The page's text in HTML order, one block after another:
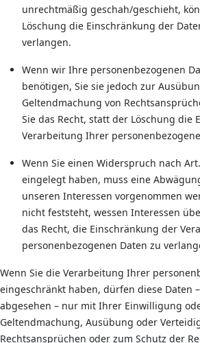
unrechtmäßig geschah/geschieht,
Löschung die Einschränkung der
verlangen.
Wenn wir Ihre personenbezogenen
benötigen, Sie sie jedoch zur
Geltendmachung von
Sie das Recht, statt der Löschung die
Verarbeitung Ihrer
Wenn Sie einen Widerspruch nach Art.
eingelegt haben, muss eine
unseren Interessen vorgenommen
nicht feststeht, wessen Interessen
das Recht, die Einschränkung der
personenbezogenen Daten zu
Wenn Sie die Verarbeitung Ihrer
eingeschränkt haben, dürfen diese Daten
abgesehen – nur mit Ihrer Einwilligung
Geltendmachung, Ausübung oder
Rechtsansprüchen oder zum Schutz der